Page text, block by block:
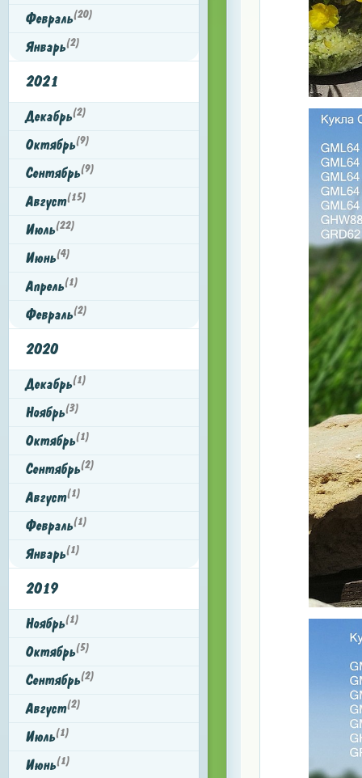
Февраль(20)
Январь(2)
2021
Декабрь(2)
Октябрь(9)
Сентябрь(9)
Август(15)
Июль(22)
Июнь(4)
Апрель(1)
Февраль(2)
2020
Декабрь(1)
Ноябрь(3)
Октябрь(1)
Сентябрь(2)
Август(1)
Февраль(1)
Январь(1)
2019
Ноябрь(1)
Октябрь(5)
Сентябрь(2)
Август(2)
Июль(1)
Июнь(1)